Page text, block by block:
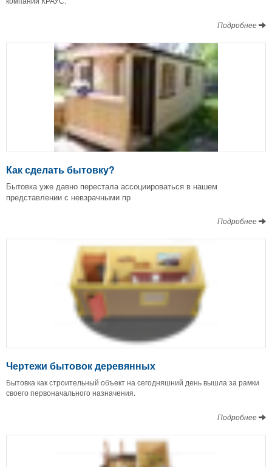
Подробнее
Как сделать бытовку?
Бытовка уже давно перестала ассоциироваться в нашем
представлении с невзрачными пр
Подробнее
Чертежи бытовок деревянных
Бытовка как строительный объект на сегодняшний день вышла за рамки
своего первоначального назначения.
Подробнее